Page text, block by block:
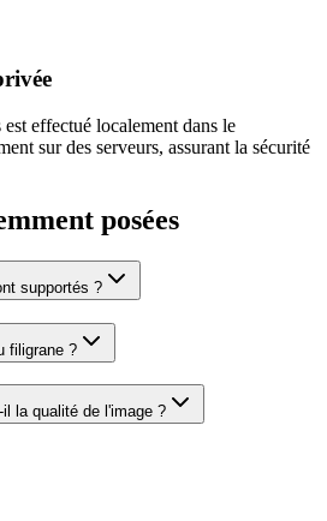
effectué localement dans le
sur des serveurs, assurant la sécurité
posées
supportés ?
filigrane ?
la qualité de l'image ?